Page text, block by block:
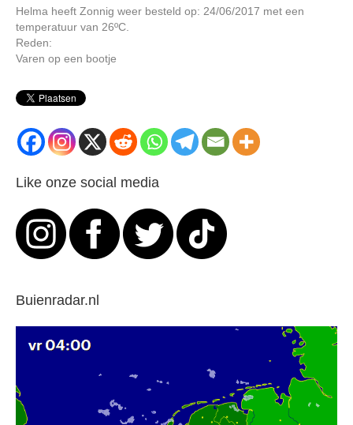
Helma heeft Zonnig weer besteld op: 24/06/2017 met een
temperatuur van 26ºC.
Reden:
Varen op een bootje
Like onze social media
Buienradar.nl